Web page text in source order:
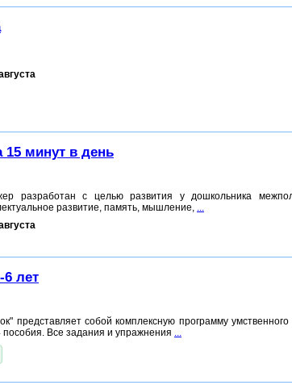
минут в день
разработан с целью развития у дошкольника
развитие, память, мышление, ...
лет
представляет собой комплексную программу
Все задания и упражнения ...